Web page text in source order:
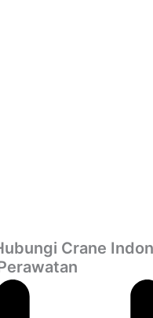
Crane